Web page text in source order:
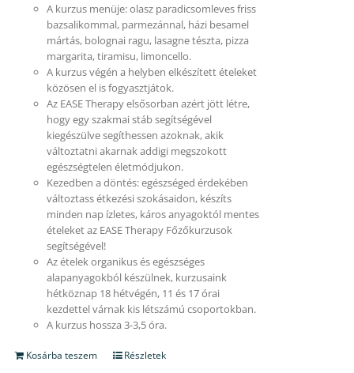
A kurzus menüje: olasz paradicsomleves friss
bazsalikommal, parmezánnal, házi besamel
mártás, bolognai ragu, lasagne tészta, pizza
margarita, tiramisu, limoncello.
A kurzus végén a helyben elkészített ételeket
közösen el is fogyasztjátok.
Az EASE Therapy elsősorban azért jött létre,
hogy egy szakmai stáb segítségével
kiegészülve segíthessen azoknak, akik
változtatni akarnak addigi megszokott
egészségtelen életmódjukon.
Kezedben a döntés: egészséged érdekében
változtass étkezési szokásaidon, készíts
minden nap ízletes, káros anyagoktól mentes
ételeket az EASE Therapy Főzőkurzusok
segítségével!
Az ételek organikus és egészséges
alapanyagokból készülnek, kurzusaink
hétköznap 18 hétvégén, 11 és 17 órai
kezdettel várnak kis létszámú csoportokban.
A kurzus hossza 3-3,5 óra.
Kosárba teszem Részletek